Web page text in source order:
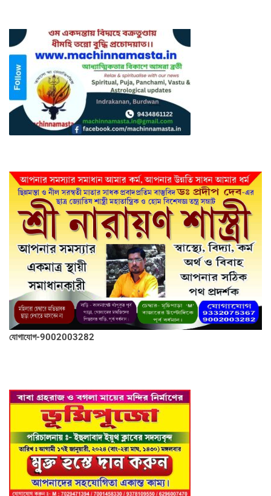
যোগাযোগ-9002003282